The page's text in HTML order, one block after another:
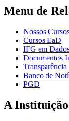
Menu de
Nossos Cursos
Cursos EaD
IFG em Dados
Documentos
Transparência
Banco de
PGD
A Instituição